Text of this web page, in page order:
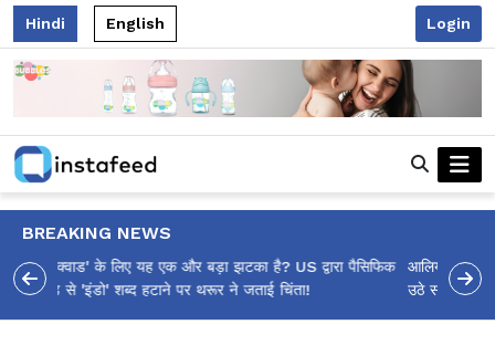
Hindi English Login
BREAKING NEWS
आलिया भट्ट का मज़ेदार 'शर्वरी कहाँ है?' पोस्ट, 'अल्फा' टीज़र पर
उठे सवालों का मज़ाकिया जवाब!